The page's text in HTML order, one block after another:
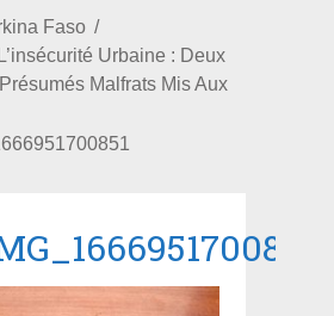
Faso
Urbaine : Deux
Malfrats Mis Aux